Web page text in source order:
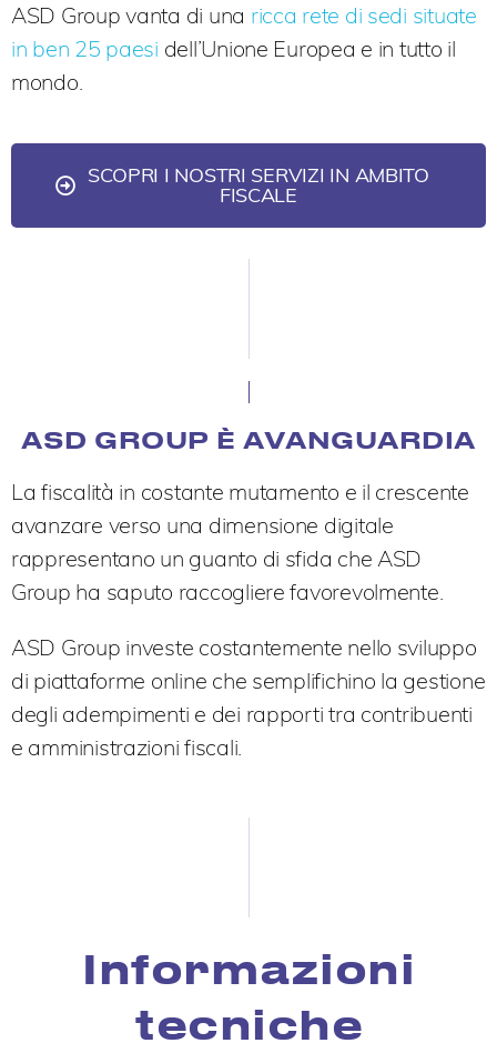
ASD Group vanta di una ricca rete di sedi situate
in ben 25 paesi dell’Unione Europea e in tutto il
mondo.
SCOPRI I NOSTRI SERVIZI IN AMBITO
FISCALE
ASD GROUP È AVANGUARDIA
La fiscalità in costante mutamento e il crescente
avanzare verso una dimensione digitale
rappresentano un guanto di sfida che ASD
Group ha saputo raccogliere favorevolmente.
ASD Group investe costantemente nello sviluppo
di piattaforme online che semplifichino la gestione
degli adempimenti e dei rapporti tra contribuenti
e amministrazioni fiscali.
Informazioni
tecniche